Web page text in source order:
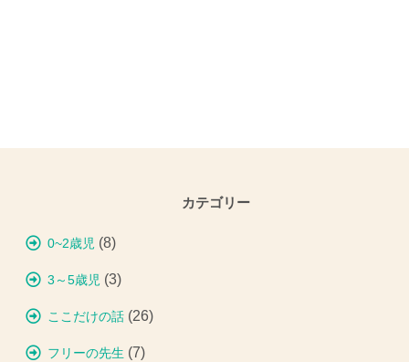
カテゴリー
0~2歳児 (8)
3～5歳児 (3)
ここだけの話 (26)
フリーの先生 (7)